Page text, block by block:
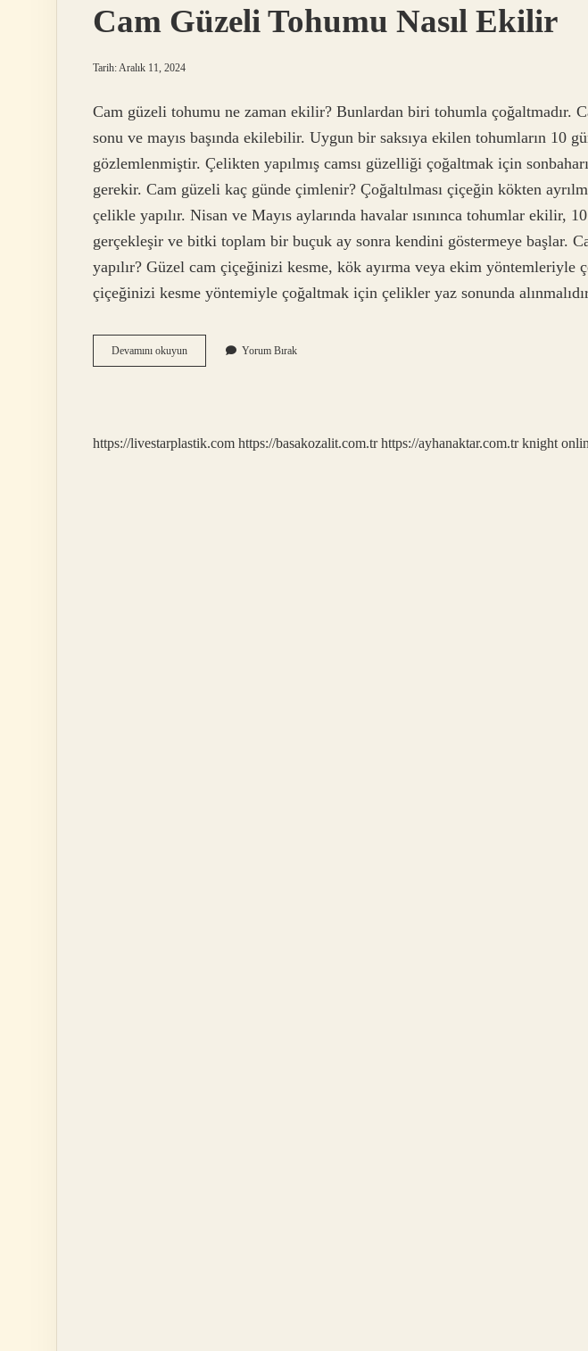
Cam Güzeli Tohumu Nasıl Ekilir
Tarih: Aralık 11, 2024
Cam güzeli tohumu ne zaman ekilir? Bunlardan biri tohumla çoğaltmadır.
sonu ve mayıs başında ekilebilir. Uygun bir saksıya ekilen tohumların 10
gözlemlenmiştir. Çelikten yapılmış camsı güzelliği çoğaltmak için
gerekir. Cam güzeli kaç günde çimlenir? Çoğaltılması çiçeğin kökten
çelikle yapılır. Nisan ve Mayıs aylarında havalar ısınınca tohumlar ekilir,
gerçekleşir ve bitki toplam bir buçuk ay sonra kendini göstermeye başlar.
yapılır? Güzel cam çiçeğinizi kesme, kök ayırma veya ekim yöntemleriyle
çiçeğinizi kesme yöntemiyle çoğaltmak için çelikler yaz sonunda
Devamını okuyunCam
Güzeli
Yorum Bırak
https://livestarplastik.com https://basakozalit.com.tr https://ayhanaktar.com.tr knight